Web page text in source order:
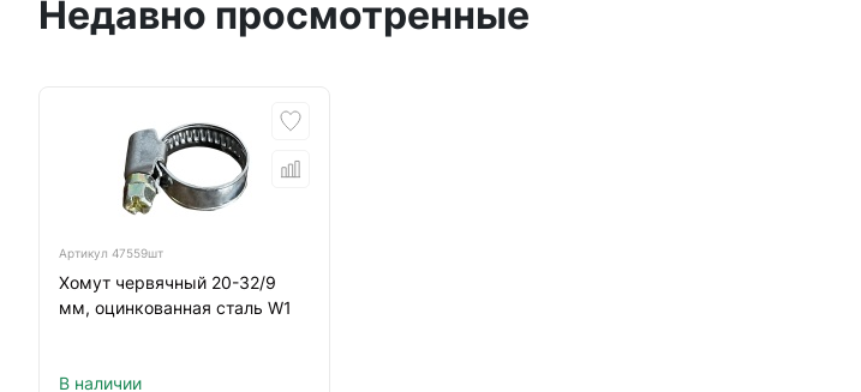
Недавно просмотренные
Артикул 47559шт
Хомут червячный 20-32/9
мм, оцинкованная сталь W1
В наличии